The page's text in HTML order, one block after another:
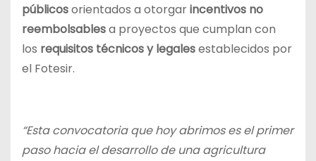
públicosorientados a otorgarincentivos no
reembolsablesa proyectos que cumplan con
los requisitos técnicos y legalesestablecidos por
el Fotesir.
“Esta convocatoria que hoy abrimos es el primer
paso hacia el desarrollo de una agricultura